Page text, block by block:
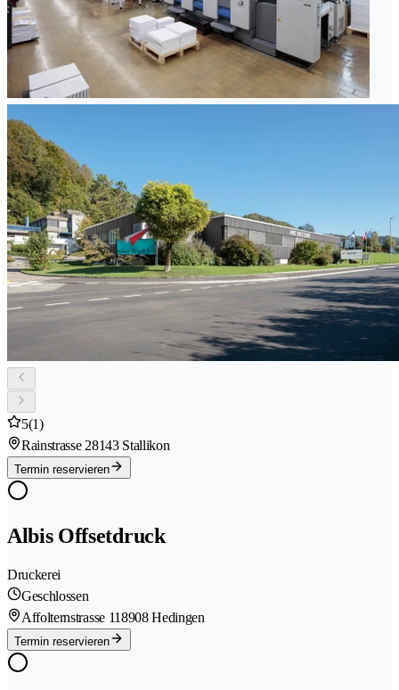
5(1)
Rainstrasse 28143 Stallikon
Termin reservieren
Albis Offsetdruck
Druckerei
Geschlossen
Affolternstrasse 118908 Hedingen
Termin reservieren